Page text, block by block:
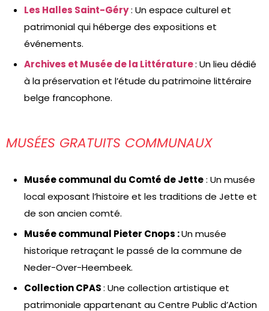
Les Halles Saint-Géry: Un espace culturel et
patrimonial qui héberge des expositions et
événements.
Archives et Musée de la Littérature: Un lieu dédié
à la préservation et l’étude du patrimoine littéraire
belge francophone.
MUSÉES GRATUITS COMMUNAUX
Musée communal du Comté de Jette: Un musée
local exposant l’histoire et les traditions de Jette et
de son ancien comté.
Musée communal Pieter Cnops :Un musée
historique retraçant le passé de la commune de
Neder-Over-Heembeek.
Collection CPAS: Une collection artistique et
patrimoniale appartenant au Centre Public d’Action